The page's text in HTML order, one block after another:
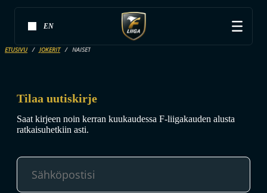
EN
ETUSIVU JOKERIT NAISET
Tilaa uutiskirje
Saat kirjeen noin kerran kuukaudessa F-liigakauden alusta
ratkaisuhetkiin asti.